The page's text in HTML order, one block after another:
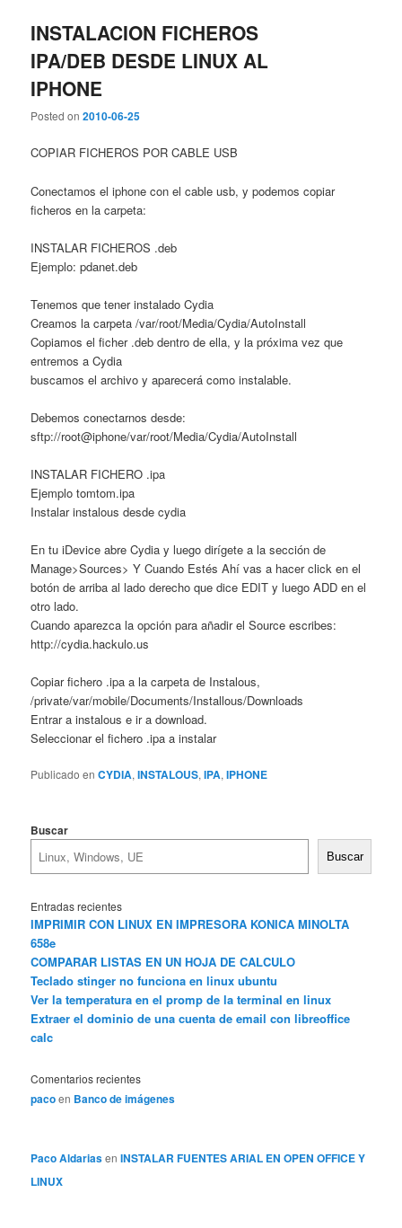
INSTALACION FICHEROS
IPA/DEB DESDE LINUX AL
IPHONE
Posted on2010-06-25
COPIAR FICHEROS POR CABLE USB
Conectamos el iphone con el cable usb, y podemos copiar
ficheros en la carpeta:
INSTALAR FICHEROS .deb
Ejemplo: pdanet.deb
Tenemos que tener instalado Cydia
Creamos la carpeta /var/root/Media/Cydia/AutoInstall
Copiamos el ficher .deb dentro de ella, y la próxima vez que
entremos a Cydia
buscamos el archivo y aparecerá como instalable.
Debemos conectarnos desde:
sftp://root@iphone/var/root/Media/Cydia/AutoInstall
INSTALAR FICHERO .ipa
Ejemplo tomtom.ipa
Instalar instalous desde cydia
En tu iDevice abre Cydia y luego dirígete a la sección de
Manage>Sources> Y Cuando Estés Ahí vas a hacer click en el
botón de arriba al lado derecho que dice EDIT y luego ADD en el
otro lado.
Cuando aparezca la opción para añadir el Source escribes:
http://cydia.hackulo.us
Copiar fichero .ipa a la carpeta de Instalous,
/private/var/mobile/Documents/Installous/Downloads
Entrar a instalous e ir a download.
Seleccionar el fichero .ipa a instalar
Publicado en CYDIA,INSTALOUS,IPA,IPHONE
Buscar
Buscar
Entradas recientes
IMPRIMIR CON LINUX EN IMPRESORA KONICA MINOLTA
658e
COMPARAR LISTAS EN UN HOJA DE CALCULO
Teclado stinger no funciona en linux ubuntu
Ver la temperatura en el promp de la terminal en linux
Extraer el dominio de una cuenta de email con libreoffice
calc
Comentarios recientes
pacoen Banco de imágenes
Paco AldariasenINSTALAR FUENTES ARIAL EN OPEN OFFICE Y
LINUX